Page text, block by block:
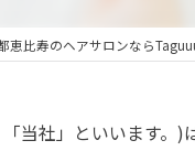
恵比寿のヘアサロンなら
当社」といいます。)